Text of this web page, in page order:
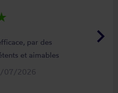
keyboard_arrow_right
par des
et aimables
07/2026